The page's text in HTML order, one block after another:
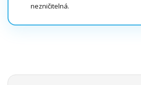
nezničitelná.